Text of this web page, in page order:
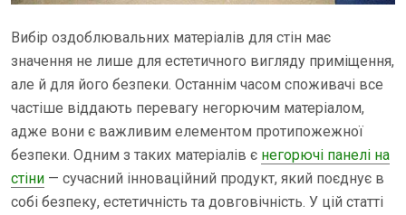
Вибір оздоблювальних матеріалів для стін має
значення не лише для естетичного вигляду приміщення,
але й для його безпеки. Останнім часом споживачі все
частіше віддають перевагу негорючим матеріалом,
адже вони є важливим елементом протипожежної
безпеки. Одним з таких матеріалів є негорючі панелі на
стіни — сучасний інноваційний продукт, який поєднує в
собі безпеку, естетичність та довговічність. У цій статті